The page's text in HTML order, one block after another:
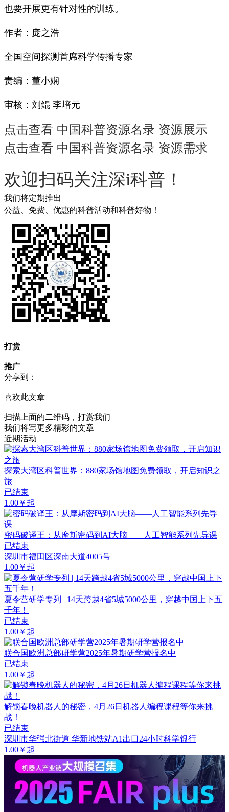
也要开展更有针对性的训练。
作者：庞之浩
全国空间探测首席科学传播专家
责编：董小娴
审核：刘鲲 李培元
点击查看 中国科普资源名录 资源展示
点击查看 中国科普资源名录 资源需求
欢迎扫码关注深i科普！
我们将定期推出
公益、免费、优惠的科普活动和科普好物！
打赏
推广
分享到：
喜欢此文章
扫描上面的二维码，打赏我们
我们将写更多精彩的文章
近期活动
探索大湾区科普世界：880家场馆地图免费领取，开启知识之
旅
已结束
1.00￥起
密码破译王：从摩斯密码到AI大脑——人工智能系列先导课
已结束
深圳市福田区深南大道4005号
1.00￥起
夏令营研学专列 | 14天跨越4省5城5000公里，穿越中国上下五
千年！
已结束
1.00￥起
联合国欧洲总部研学营2025年暑期研学营报名中
已结束
1.00￥起
解锁春晚机器人的秘密，4月26日机器人编程课程等你来挑
战！
已结束
深圳市华强北街道 华新地铁站A1出口24小时科学银行
1.00￥起